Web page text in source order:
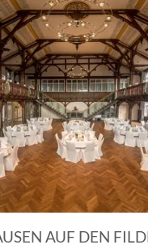
Bild
AUF DEN